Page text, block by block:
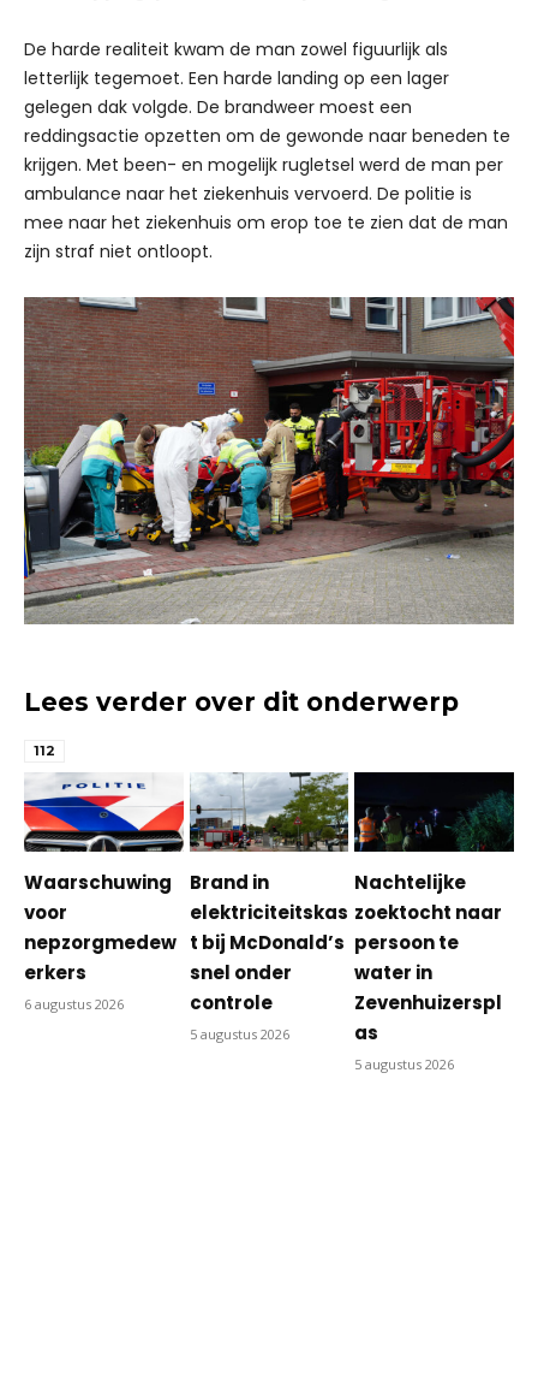
De harde realiteit kwam de man zowel figuurlijk als
letterlijk tegemoet. Een harde landing op een lager
gelegen dak volgde. De brandweer moest een
reddingsactie opzetten om de gewonde naar beneden te
krijgen. Met been- en mogelijk rugletsel werd de man per
ambulance naar het ziekenhuis vervoerd. De politie is
mee naar het ziekenhuis om erop toe te zien dat de man
zijn straf niet ontloopt.
Lees verder over dit onderwerp
112
Waarschuwing
voor
nepzorgmedew
erkers
6 augustus 2026
Brand in
elektriciteitskas
t bij McDonald’s
snel onder
controle
5 augustus 2026
Nachtelijke
zoektocht naar
persoon te
water in
Zevenhuizerspl
as
5 augustus 2026